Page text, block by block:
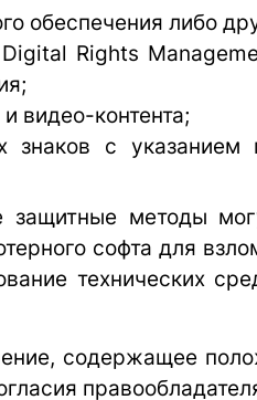
обеспечения либо
Rights
видео-контента;
знаков с указанием
защитные методы
софта для
технических
содержащее